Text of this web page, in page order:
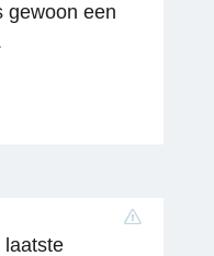
gewoon een
laatste